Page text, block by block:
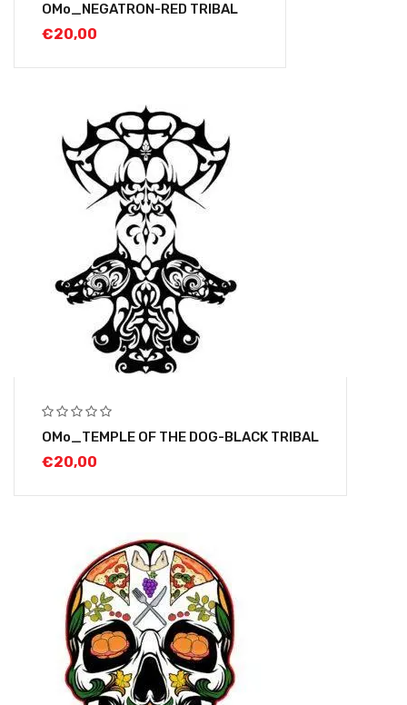
OMo_NEGATRON-RED TRIBAL
€20,00
OMo_TEMPLE OF THE DOG-BLACK TRIBAL
€20,00